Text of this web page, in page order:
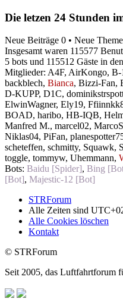
Die letzen 24 Stunden
Neue Beiträge 0 • Neue
Insgesamt waren 115577
5 bots und 115512 Gäste in
Mitglieder: A4F, AirKongo, B-
backblech, Bianca, Bizzi-Fan,
D-KUPP, D1C,
ElwinWagner, Ely19,
BOAD, haribo, HB-IQB,
Manfred M., marcel02,
Niklas04, PiFan,
scheteffen, schmitty, Squawk,
toggle, tommyw, Uhemmann,
Bots: Baidu [Spider], Bing
[Bot], Majestic-12 [Bot]
STRForum
Alle Zeiten sind
Alle Cookies löschen
Kontakt
© STRForum
Seit 2005, das Luftfahrtforum